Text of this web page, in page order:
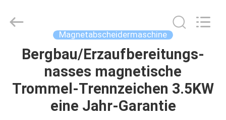
HAUS
PRODUKTE
Ltd..
Magnetabscheidermaschine
Bergbau/Erzaufbereitungs-
nasses magnetische
Trommel-Trennzeichen 3.5KW
eine Jahr-Garantie